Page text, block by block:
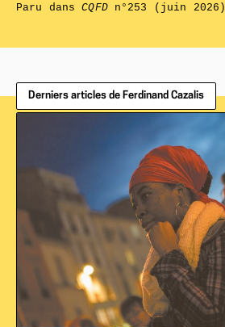
Paru dansCQFDn°253 (juin 2026)
Derniers articles de Ferdinand Cazalis